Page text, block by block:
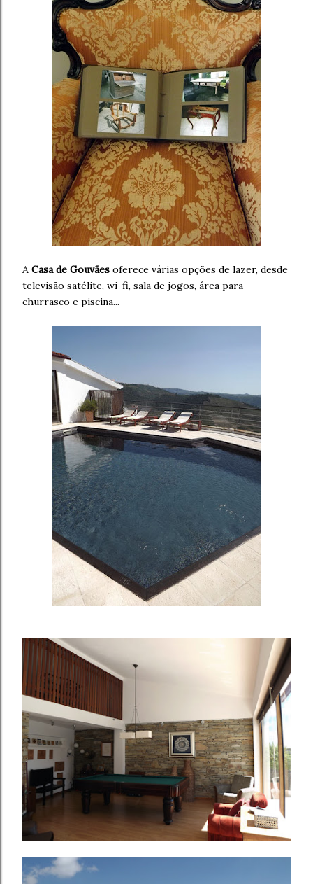
A Casa de Gouvães oferece várias opções de lazer, desde
televisão satélite, wi-fi, sala de jogos, área para
churrasco e piscina...